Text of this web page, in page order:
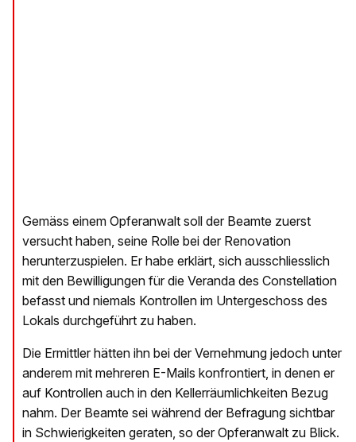
Gemäss einem Opferanwalt soll der Beamte zuerst
versucht haben, seine Rolle bei der Renovation
herunterzuspielen. Er habe erklärt, sich ausschliesslich
mit den Bewilligungen für die Veranda des Constellation
befasst und niemals Kontrollen im Untergeschoss des
Lokals durchgeführt zu haben.
Die Ermittler hätten ihn bei der Vernehmung jedoch unter
anderem mit mehreren E-Mails konfrontiert, in denen er
auf Kontrollen auch in den Kellerräumlichkeiten Bezug
nahm. Der Beamte sei während der Befragung sichtbar
in Schwierigkeiten geraten, so der Opferanwalt zu Blick.